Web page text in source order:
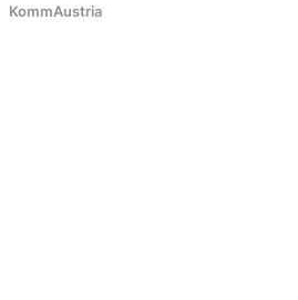
KommAustria